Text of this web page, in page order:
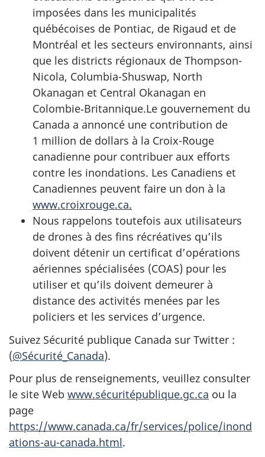
imposées dans les municipalités
québécoises de Pontiac, de Rigaud et de
Montréal et les secteurs environnants, ainsi
que les districts régionaux de Thompson-
Nicola, Columbia-Shuswap, North
Okanagan et Central Okanagan en
Colombie‑Britannique.Le gouvernement du
Canada a annoncé une contribution de
1 million de dollars à la Croix-Rouge
canadienne pour contribuer aux efforts
contre les inondations. Les Canadiens et
Canadiennes peuvent faire un don à la
www.croixrouge.ca.
Nous rappelons toutefois aux utilisateurs
de drones à des fins récréatives qu’ils
doivent détenir un certificat d’opérations
aériennes spécialisées (COAS) pour les
utiliser et qu’ils doivent demeurer à
distance des activités menées par les
policiers et les services d’urgence.
Suivez Sécurité publique Canada sur Twitter :
(@Sécurité_Canada).
Pour plus de renseignements, veuillez consulter
le site Web www.sécuritépublique.gc.ca ou la
page
https://www.canada.ca/fr/services/police/inond
ations-au-canada.html.